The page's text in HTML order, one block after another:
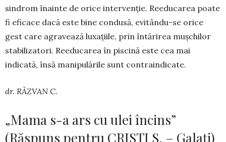
sindrom îna­inte de ori­ce inter­venție. Reedu­ca­rea poate
fi efi­cace dacă este bine con­dusă, evi­tân­du-se orice
gest care agra­vează lu­xa­­ții­le, prin întărirea mușchilor
sta­bilizatori. Ree­du­ca­rea în piscină este cea mai
indicată, însă manipu­lările sunt contraindicate.
dr. RĂZVAN C.
„Mama s-a ars cu ulei încins”
(Răspuns pentru CRISTI S. – Galați)